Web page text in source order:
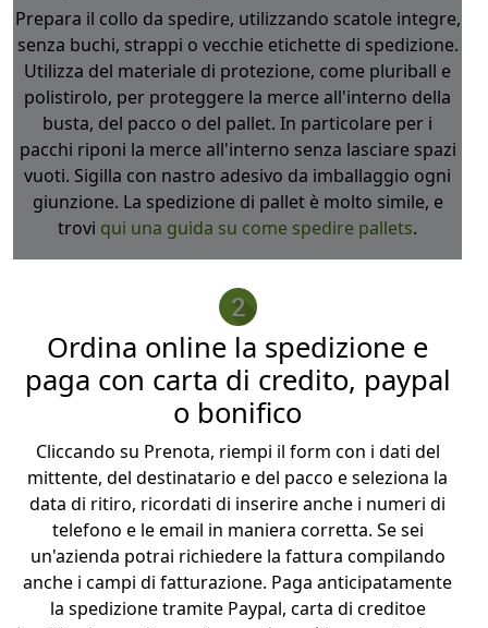
Prepara il collo da spedire, utilizzando scatole integre,
senza buchi, strappi o vecchie etichette di spedizione.
Utilizza del materiale di protezione, come pluriball e
polistirolo, per proteggere la merce all'interno della
busta, del pacco o del pallet. In particolare per i
pacchi riponi la merce all'interno senza lasciare spazi
vuoti. Sigilla con nastro adesivo da imballaggio ogni
giunzione. La spedizione di pallet è molto simile, e
trovi qui una guida su come spedire pallets.
Ordina online la spedizione e
paga con carta di credito, paypal
o bonifico
Cliccando su Prenota, riempi il form con i dati del
mittente, del destinatario e del pacco e seleziona la
data di ritiro, ricordati di inserire anche i numeri di
telefono e le email in maniera corretta. Se sei
un'azienda potrai richiedere la fattura compilando
anche i campi di fatturazione. Paga anticipatamente
la spedizione tramite Paypal, carta di creditoe